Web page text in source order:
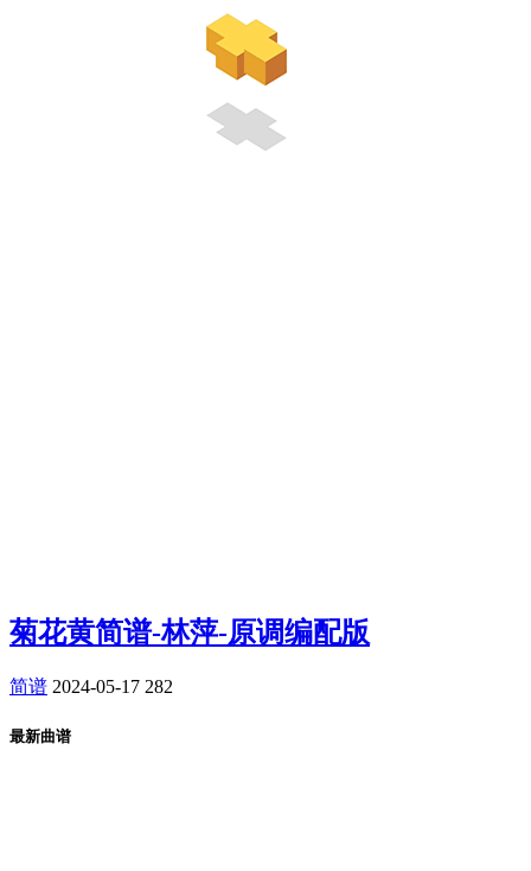
菊花黄简谱-林萍-原调编配版
简谱 2024-05-17 282
最新曲谱